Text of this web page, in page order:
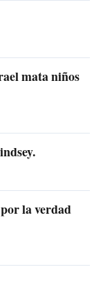
mata niños
la verdad